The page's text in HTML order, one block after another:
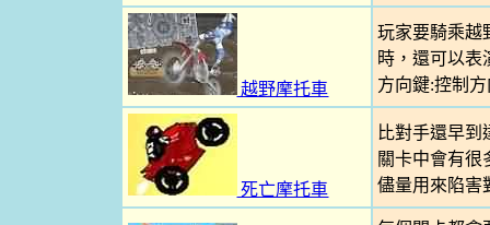
越野摩托車
玩家要騎乘越
時，還可以表
方向鍵:控制
死亡摩托車
比對手還早
關卡中會有很
儘量用來陷害